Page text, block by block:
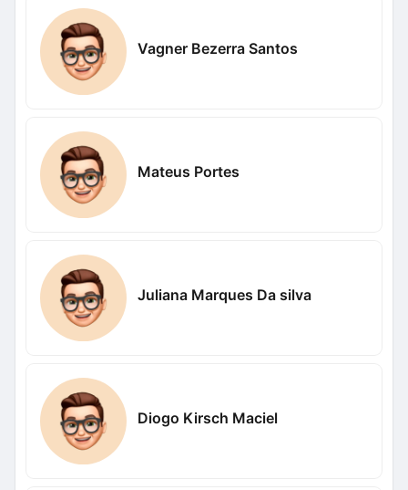
Vagner Bezerra Santos
Mateus Portes
Juliana Marques Da silva
Diogo Kirsch Maciel